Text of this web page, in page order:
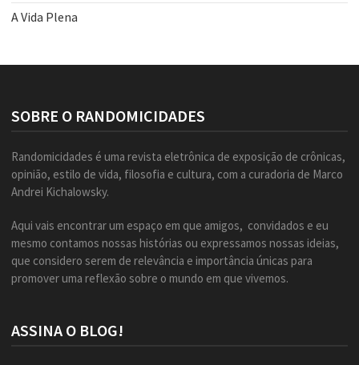
A Vida Plena
SOBRE O RANDOMICIDADES
Randomicidades é uma revista eletrônica de exposição de crônicas,
opinião, estilo de vida, filosofia e cultura, com a curadoria de Marco
Andrei Kichalowsky.
Aqui vais encontrar um espaço em que amigos, convidados e eu
mesmo contamos nossas histórias ou expressamos nossas ideias,
que considero serem de relevância e importância únicas para
promover uma reflexão sobre o mundo em que vivemos.
ASSINA O BLOG!